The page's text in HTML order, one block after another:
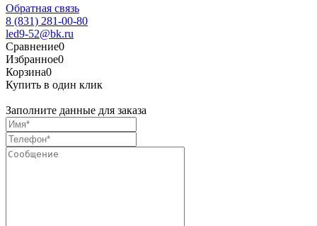
Обратная связь
8 (831) 281-00-80
led9-52@bk.ru
Сравнение0
Избранное0
Корзина0
Купить в один клик
Заполните данные для заказа